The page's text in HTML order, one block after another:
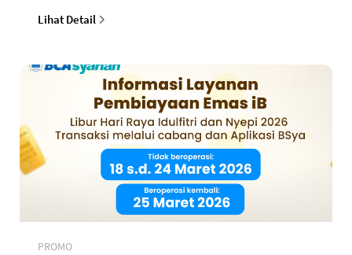
Lihat Detail
PROMO